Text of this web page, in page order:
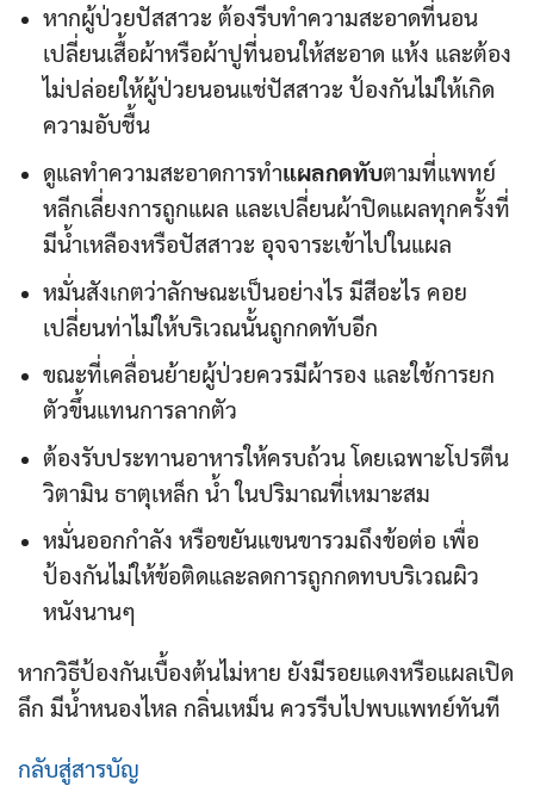
หากผู้ป่วยปัสสาวะ ต้องรีบทำความสะอาดที่นอน
เปลี่ยนเสื้อผ้าหรือผ้าปูที่นอนให้สะอาด แห้ง และต้อง
ไม่ปล่อยให้ผู้ป่วยนอนแช่ปัสสาวะ ป้องกันไม่ให้เกิด
ความอับชื้น
ดูแลทำความสะอาดการทำแผลกดทับตามที่แพทย์
หลีกเลี่ยงการถูกแผล และเปลี่ยนผ้าปิดแผลทุกครั้งที่
มีน้ำเหลืองหรือปัสสาวะ อุจจาระเข้าไปในแผล
หมั่นสังเกตว่าลักษณะเป็นอย่างไร มีสีอะไร คอย
เปลี่ยนท่าไม่ให้บริเวณนั้นถูกกดทับอีก
ขณะที่เคลื่อนย้ายผู้ป่วยควรมีผ้ารอง และใช้การยก
ตัวขึ้นแทนการลากตัว
ต้องรับประทานอาหารให้ครบถ้วน โดยเฉพาะโปรตีน
วิตามิน ธาตุเหล็ก น้ำ ในปริมาณที่เหมาะสม
หมั่นออกกำลัง หรือขยันแขนขารวมถึงข้อต่อ เพื่อ
ป้องกันไม่ให้ข้อติดและลดการถูกกดทบบริเวณผิว
หนังนานๆ
หากวิธีป้องกันเบื้องต้นไม่หาย ยังมีรอยแดงหรือแผลเปิด
ลึก มีน้ำหนองไหล กลิ่นเหม็น ควรรีบไปพบแพทย์ทันที
กลับสู่สารบัญ